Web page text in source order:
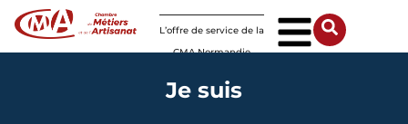
L’offre de service de la
CMA Normandie
Je suis
Panneau de gestion des cookies